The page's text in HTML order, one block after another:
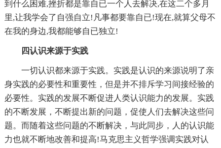
到什么困难,挫折都是靠自已一个人去解决,在这二个多月
里,让我学会了自强自立!凡事都要靠自已!现在,就算父母不
在我的身边,我都能够自已独立!
四认识来源于实践
一切认识都来源于实践。实践是认识的来源说明了亲
身实践的必要性和重要性，但是并不排斥学习间接经验的
必要性。实践的发展不断促进人类认识能力的发展。实践
的不断发展，不断提出新的问题，促使人们去解决这些问
题。而随着这些问题的不断解决，与此同步，人的认识能
力也就不断地改善和提高!马克思主义哲学强调实践对认